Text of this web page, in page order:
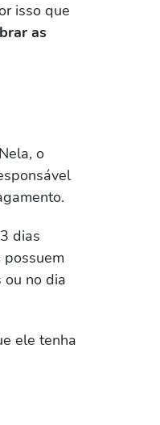
isso que
as
o
dias
ou no dia
ele tenha